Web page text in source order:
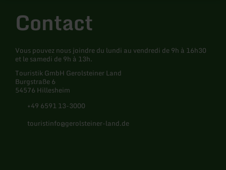
Contact
Vous pouvez nous joindre du lundi au vendredi de 9h à 16h30
et le samedi de 9h à 13h.
Touristik GmbH Gerolsteiner Land
Burgstraße 6
54576 Hillesheim
+49 6591 13-3000
touristinfo@gerolsteiner-land.de